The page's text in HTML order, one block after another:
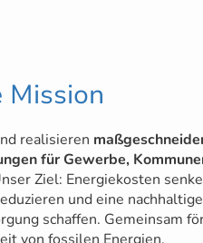
Mission
realisieren
für Gewerbe,
Ziel: Energiekosten
und eine
schaffen. Gemeinsam